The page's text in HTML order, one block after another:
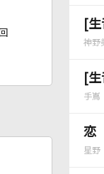
[
神野
[
手嶌
恋
星野
回